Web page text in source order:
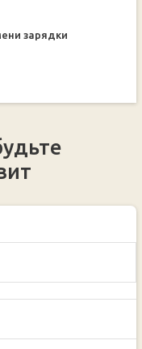
зарядки